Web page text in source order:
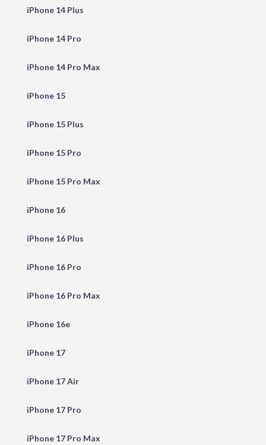
iPhone 14 Plus
iPhone 14 Pro
iPhone 14 Pro Max
iPhone 15
iPhone 15 Plus
iPhone 15 Pro
iPhone 15 Pro Max
iPhone 16
iPhone 16 Plus
iPhone 16 Pro
iPhone 16 Pro Max
iPhone 16e
iPhone 17
iPhone 17 Air
iPhone 17 Pro
iPhone 17 Pro Max